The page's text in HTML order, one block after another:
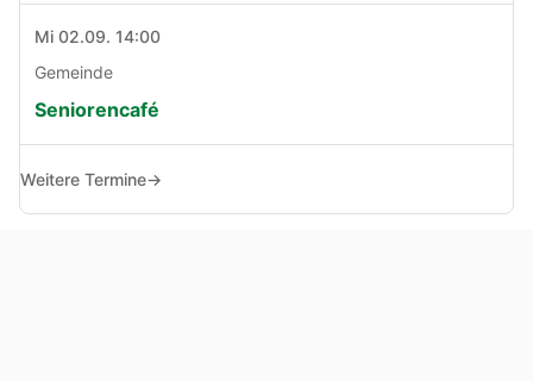
Mi 02.09. 14:00
Gemeinde
Seniorencafé
Weitere Termine→